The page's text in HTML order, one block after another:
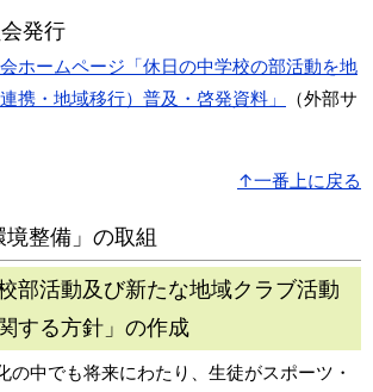
発行
ホームページ「休日の中学校の部活動を地
携・地域移行）普及・啓発資料」
（外部サ
↑一番上に戻る
境整備」の取組
部活動及び新たな地域クラブ活動
する方針」の作成
中でも将来にわたり、生徒がスポーツ・